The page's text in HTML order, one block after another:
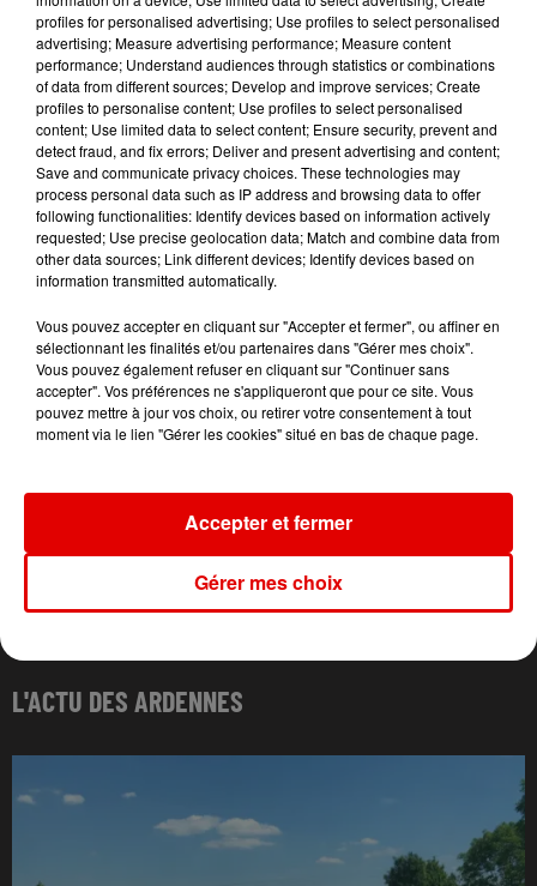
8h22
8h22
SHAKIRA FEAT. BURNA
BOY
Dai Dai
8h14
8h14
PIERRE DE MAERE
Je Pense A Vous
8h11
8h11
DR ALBAN
Sing Hallelujah
L'ACTU DES ARDENNES
profiles for personalised advertising; Use profiles to select personalised
advertising; Measure advertising performance; Measure content
performance; Understand audiences through statistics or combinations
of data from different sources; Develop and improve services; Create
profiles to personalise content; Use profiles to select personalised
content; Use limited data to select content; Ensure security, prevent and
detect fraud, and fix errors; Deliver and present advertising and content;
Save and communicate privacy choices. These technologies may
process personal data such as IP address and browsing data to offer
following functionalities: Identify devices based on information actively
requested; Use precise geolocation data; Match and combine data from
other data sources; Link different devices; Identify devices based on
information transmitted automatically.
Vous pouvez accepter en cliquant sur "Accepter et fermer", ou affiner en
sélectionnant les finalités et/ou partenaires dans "Gérer mes choix".
Vous pouvez également refuser en cliquant sur "Continuer sans
accepter". Vos préférences ne s'appliqueront que pour ce site. Vous
pouvez mettre à jour vos choix, ou retirer votre consentement à tout
moment via le lien "Gérer les cookies" situé en bas de chaque page.
Gérer mes choix
Accepter et fermer